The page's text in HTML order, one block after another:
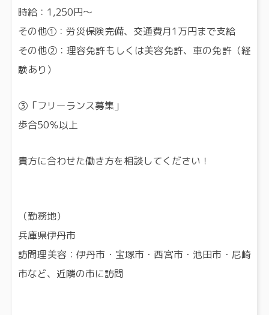
時給：1,250円～
その他①：労災保険完備、交通費月1万円まで支給
その他②：理容免許もしくは美容免許、車の免許（経
験あり）
③「フリーランス募集」
歩合50％以上
貴方に合わせた働き方を相談してください！
（勤務地）
兵庫県伊丹市
訪問理美容：伊丹市・宝塚市・西宮市・池田市・尼崎
市など、近隣の市に訪問